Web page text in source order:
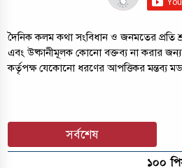
দৈনিক কলম কথা সংবিধান ও জনমতের প্রতি
এবং উষ্কানীমূলক কোনো বক্তব্য না করার
কর্তৃপক্ষ যেকোনো ধরণের আপত্তিকর মন্তব্য
সর্বশেষ
১০০